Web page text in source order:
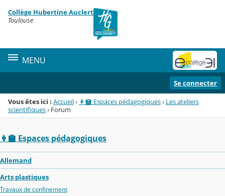
Menu de la rubrique
Contenu
Collège Hubertine Auclert
Toulouse
MENU
Se connecter
Vous êtes ici : Accueil› 👩‍🏫 Espaces pédagogiques› Les ateliers
scientifiques› Forum
👩‍🏫 Espaces pédagogiques
Allemand
Arts plastiques
Travaux de confinement